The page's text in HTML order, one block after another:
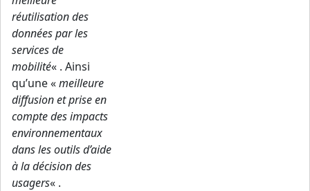
réutilisation des
données par les
services de
mobilité« . Ainsi
qu’une «meilleure
diffusion et prise en
compte des impacts
environnementaux
dans les outils d’aide
à la décision des
usagers« .